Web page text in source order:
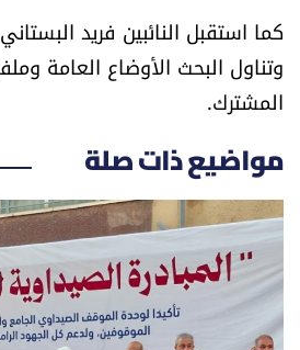
اقرأ تضحك
كاميرا
سجالات
صحّة وصحن
الرياضة
منوّعات
كما استقبل النائبين فريد
وتناول البحث الأوضاع العامة
المشترك.
مواضيع ذات صلة